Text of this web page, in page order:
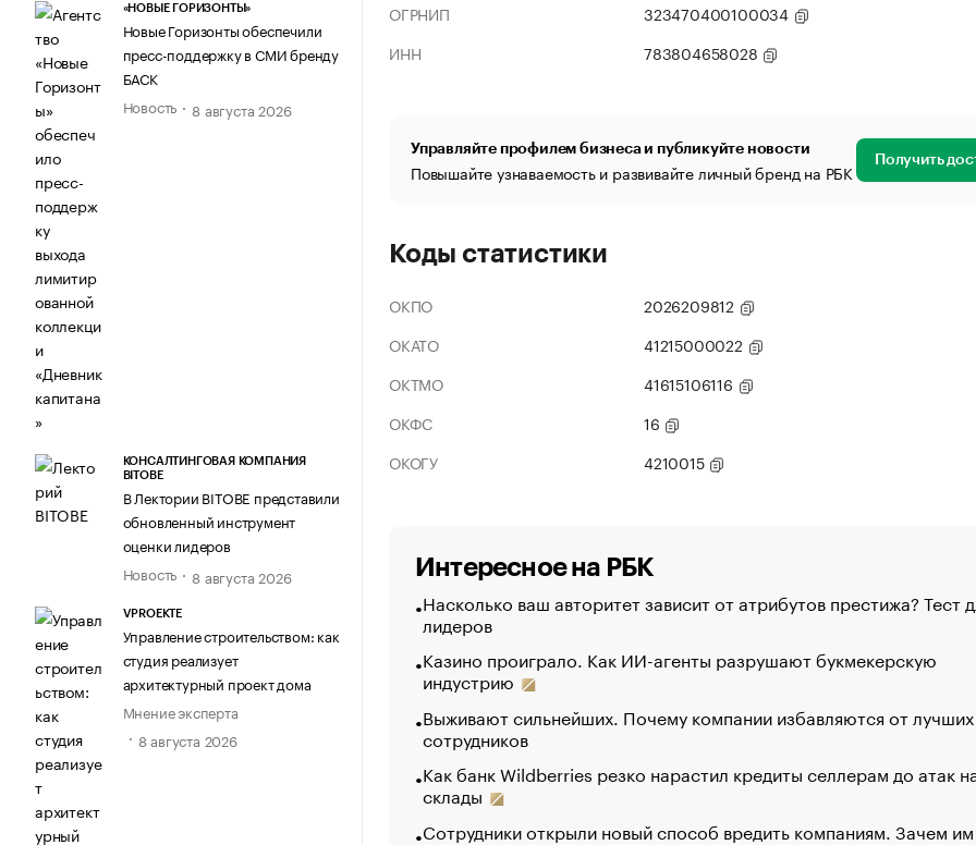
«НОВЫЕ ГОРИЗОНТЫ»
Новые Горизонты обеспечили
пресс-поддержку в СМИ бренду
БАСК
Новость
8 августа 2026
КОНСАЛТИНГОВАЯ КОМПАНИЯ
BITOBE
В Лектории BITOBE представили
обновленный инструмент
оценки лидеров
Новость
8 августа 2026
VPROEKTE
Управление строительством: как
студия реализует
архитектурный проект дома
Мнение эксперта
8 августа 2026
ОГРНИП
323470400100034
ИНН
783804658028
Управляйте профилем бизнеса и публикуйте новости
Повышайте узнаваемость и развивайте личный бренд на РБК Получить
Коды статистики
ОКПО
2026209812
ОКАТО
41215000022
ОКТМО
41615106116
ОКФС
16
ОКОГУ
4210015
Интересное на РБК
Насколько ваш авторитет зависит от атрибутов престижа? Тест
лидеров
Казино проиграло. Как ИИ-агенты разрушают букмекерскую
индустрию
Выживают сильнейших. Почему компании избавляются от лучших
сотрудников
Как банк Wildberries резко нарастил кредиты селлерам до атак
склады
Сотрудники открыли новый способ вредить компаниям. Зачем